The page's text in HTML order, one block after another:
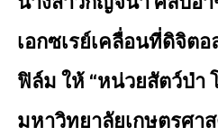
เอกซเรย์เคลื่อนที่ดิจิต
ฟิล์ม ให้ “หน่วยสัตว์ป่า
มหาวิทยาลัยเกษตรศา